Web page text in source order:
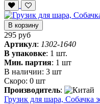
В корзину
295 руб
Артикул: 1302-1640
В упаковке: 1 шт.
Мин. партия: 1 шт
В наличии: 3 шт
Скоро: 0 шт
Производитель:
Грузик для шара, Собачка